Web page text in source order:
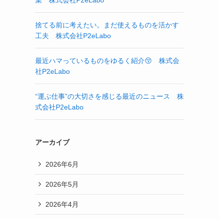
捨てる前に考えたい。まだ使えるものを活かす
工夫 株式会社P2eLabo
最近ハマっているものをゆるく紹介😚 株式会
社P2eLabo
“運ぶ仕事”の大切さを感じる最近のニュース 株
式会社P2eLabo
アーカイブ
2026年6月
2026年5月
2026年4月